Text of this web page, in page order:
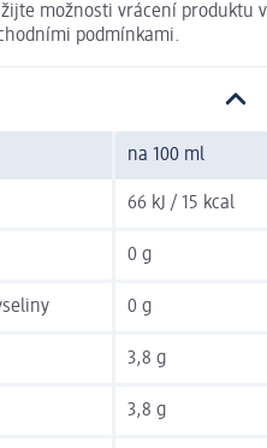
možnosti vrácení produktu v
podmínkami.
na 100 ml
66 kJ / 15 kcal
0 g
0 g
3,8 g
3,8 g